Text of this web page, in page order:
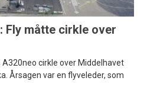
Fly måtte cirkle over
A320neo cirkle over Middelhavet
Årsagen var en flyveleder, som